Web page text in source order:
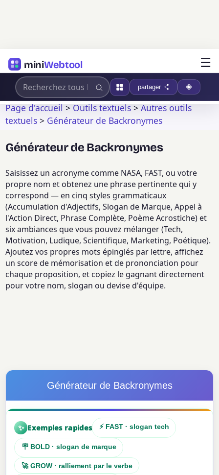
miniWebtool ☰
partager
Page d'accueil>Outils textuels>Autres outils
textuels > Générateur de Backronymes
Générateur de Backronymes
Saisissez un acronyme comme NASA, FAST, ou votre
propre nom et obtenez une phrase pertinente qui y
correspond — en cinq styles grammaticaux
(Accumulation d'Adjectifs, Slogan de Marque, Appel à
l'Action Direct, Phrase Complète, Poème Acrostiche) et
six ambiances que vous pouvez mélanger (Tech,
Motivation, Ludique, Scientifique, Marketing, Poétique).
Ajoutez vos propres mots épinglés par lettre, affichez
un score de mémorisation et de prononciation pour
chaque proposition, et copiez le gagnant directement
pour votre nom, slogan ou devise d'équipe.
Générateur de Backronymes
✨ Exemples rapides ⚡ FAST · slogan tech
🪧 BOLD · slogan de marque
🚀 GROW · ralliement par le verbe